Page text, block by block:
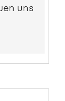
uns